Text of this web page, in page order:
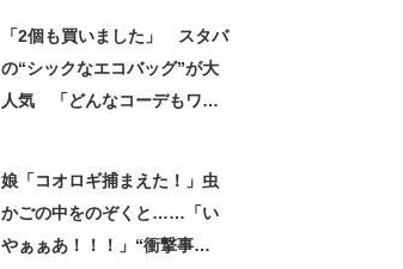
「2個も買いました」 スタバ
の“シックなエコバッグ”が大
人気 「どんなコーデもワン
娘「コオロギ捕まえた！」虫
かごの中をのぞくと……「い
やぁぁあ！！！」“衝撃事